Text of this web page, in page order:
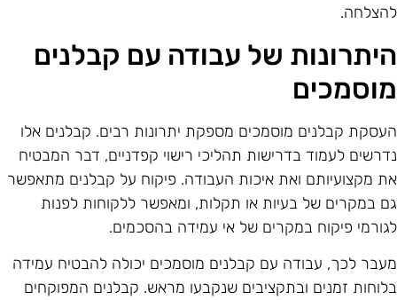
של עבודה עם קבלנים
קבלנים מוסמכים מספקת יתרונות רבים. קבלנים אלו
לעמוד בדרישות תהליכי רישוי קפדניים, דבר המבטיח
מקצועיותם ואת איכות העבודה. פיקוח על קבלנים מתאפשר
במקרים של בעיות או תקלות, ומאפשר ללקוחות לפנות
פיקוח במקרים של אי עמידה בהסכמים.
לכך, עבודה עם קבלנים מוסמכים יכולה להבטיח עמידה
זמנים ובתקציבים שנקבעו מראש. קבלנים המפוקחים